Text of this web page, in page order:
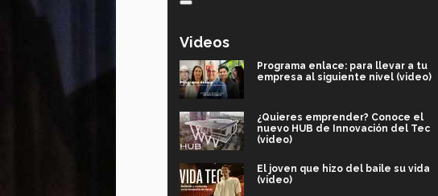
Videos
Programa enlace: para llevar a tu
empresa al siguiente nivel (video)
¿Quieres emprender? Conoce el
nuevo HUB de Innovación del Tec
(video)
El joven que hizo del baile su vida
(video)